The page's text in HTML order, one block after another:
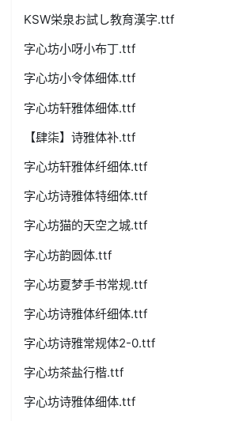
KSW栄泉お試し教育漢字.ttf
字心坊小呀小布丁.ttf
字心坊小令体细体.ttf
字心坊轩雅体细体.ttf
【肆柒】诗雅体补.ttf
字心坊轩雅体纤细体.ttf
字心坊诗雅体特细体.ttf
字心坊猫的天空之城.ttf
字心坊韵圆体.ttf
字心坊夏梦手书常规.ttf
字心坊诗雅体纤细体.ttf
字心坊诗雅常规体2-0.ttf
字心坊茶盐行楷.ttf
字心坊诗雅体细体.ttf